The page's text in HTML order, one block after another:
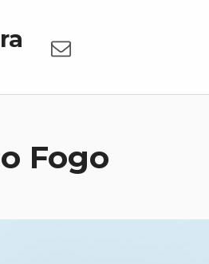
Fogo